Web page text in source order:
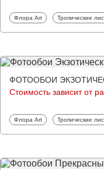
Фотообои
Флора Art Фотообои
Тропические
ФОТООБОИ
Стоимость зависит от
Фотообои
Флора Art Фотообои
Тропические